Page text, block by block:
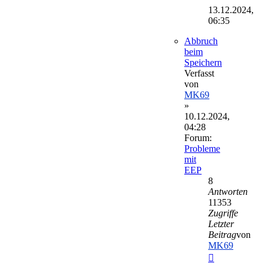
Beitrag
13.12.2024,
06:35
Abbruch
beim
Speichern
Verfasst
von
MK69
»
10.12.2024,
04:28
Forum:
Probleme
mit
EEP
8
Antworten
11353
Zugriffe
Letzter
Beitragvon
MK69